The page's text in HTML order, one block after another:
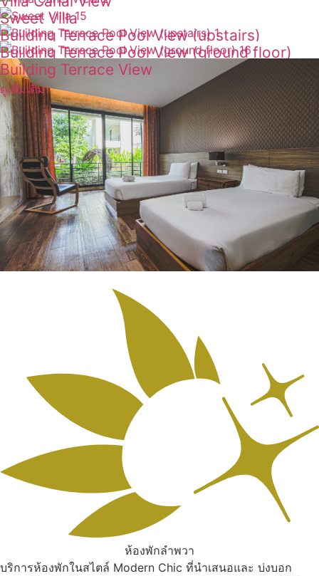
ดูเพิ่มเติม
ดูเพิ่มเติม
Sweet Villa
ดูเพิ่มเติม
Building Terrace Pool View (upstairs)
ดูเพิ่มเติม
Building Terrace Pool View (ground floor)
ดูเพิ่มเติม
Building Terrace View
ดูเพิ่มเติม
ห้องพักลำพวา
บริการห้องพักในสไตล์ Modern Chic ที่นำเสนอและ บ่งบอก